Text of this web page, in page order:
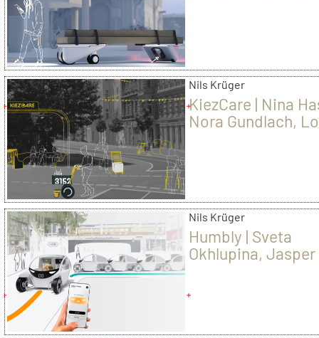
Nils Krüger
KiezCare | Nina
Nora Gundlach,
Nils Krüger
Humbly | Sveta
Okhlupina, Jasper